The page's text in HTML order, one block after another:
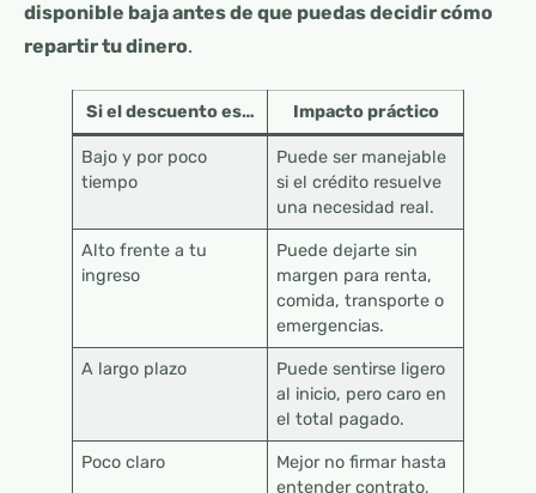
disponible baja antes de que puedas decidir cómo
repartir tu dinero.
Si el descuento es… Impacto práctico
Bajo y por poco
tiempo
Puede ser manejable
si el crédito resuelve
una necesidad real.
Alto frente a tu
ingreso
Puede dejarte sin
margen para renta,
comida, transporte o
emergencias.
A largo plazo
Puede sentirse ligero
al inicio, pero caro en
el total pagado.
Poco claro
Mejor no firmar hasta
entender contrato,